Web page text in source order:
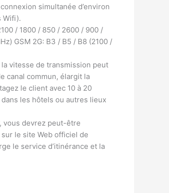
simultanée d’environ
Wifi).
/ 1800 / 850 / 2600 / 900 /
GSM 2G: B3 / B5 / B8 (2100 /
vitesse de transmission peut
canal commun, élargit la
le client avec 10 à 20
les hôtels ou autres lieux
vous devrez peut-être
sur le site Web officiel de
le service d’itinérance et la